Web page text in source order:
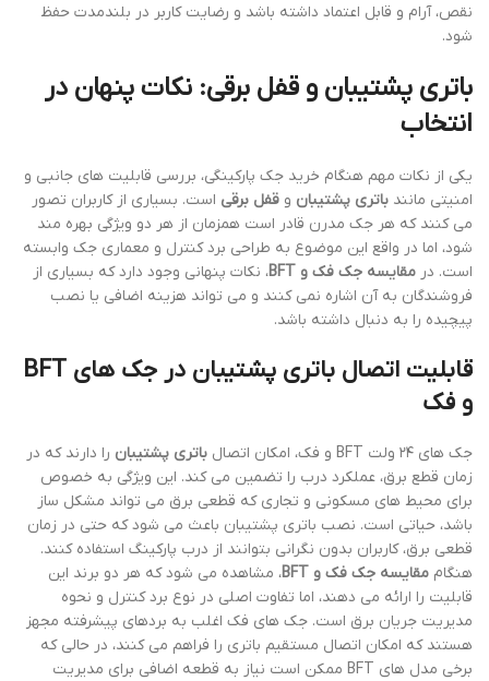
نقص، آرام و قابل اعتماد داشته باشد و رضایت کاربر در بلندمدت حفظ
شود.
باتری پشتیبان و قفل برقی: نکات پنهان در
انتخاب
یکی از نکات مهم هنگام خرید جک پارکینگی، بررسی قابلیت های جانبی و
امنیتی مانند باتری پشتیبان و قفل برقی است. بسیاری از کاربران تصور
می کنند که هر جک مدرن قادر است همزمان از هر دو ویژگی بهره مند
شود، اما در واقع این موضوع به طراحی برد کنترل و معماری جک وابسته
است. در مقایسه جک فک و BFT
، نکات پنهانی وجود دارد که بسیاری از
فروشندگان به آن اشاره نمی کنند و می تواند هزینه اضافی یا نصب
پیچیده را به دنبال داشته باشد.
قابلیت اتصال باتری پشتیبان در جک های BFT
و فک
جک های ۲۴ ولت BFT و فک، امکان اتصال باتری پشتیبان را دارند که در
زمان قطع برق، عملکرد درب را تضمین می کند. این ویژگی به خصوص
برای محیط های مسکونی و تجاری که قطعی برق می تواند مشکل ساز
باشد، حیاتی است. نصب باتری پشتیبان باعث می شود که حتی در زمان
قطعی برق، کاربران بدون نگرانی بتوانند از درب پارکینگ استفاده کنند.
هنگام مقایسه جک فک و BFT
، مشاهده می شود که هر دو برند این
قابلیت را ارائه می دهند، اما تفاوت اصلی در نوع برد کنترل و نحوه
مدیریت جریان برق است. جک های فک اغلب به بردهای پیشرفته مجهز
هستند که امکان اتصال مستقیم باتری را فراهم می کنند، در حالی که
برخی مدل های BFT ممکن است نیاز به قطعه اضافی برای مدیریت